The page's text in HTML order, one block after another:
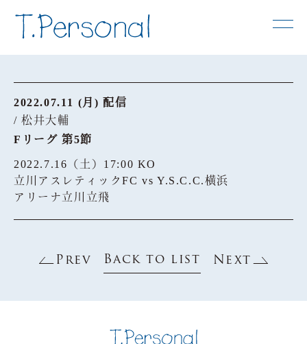
2022.07.11 (月) 配信
/ 松井大輔
Fリーグ 第5節
2022.7.16（土）17:00 KO
立川アスレティックFC vs Y.S.C.C.横浜
アリーナ立川立飛
Prev Back to list Next